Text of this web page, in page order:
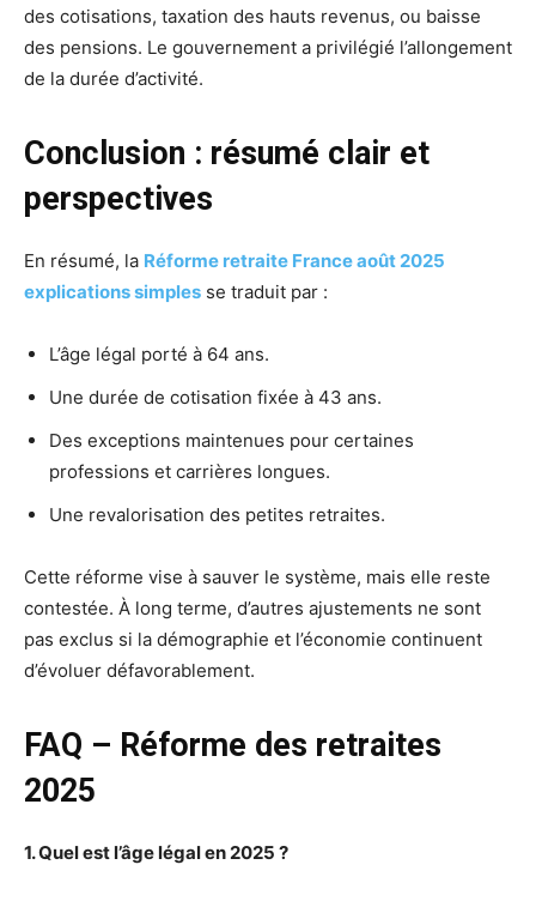
des cotisations, taxation des hauts revenus, ou baisse
des pensions. Le gouvernement a privilégié l’allongement
de la durée d’activité.
Conclusion : résumé clair et
perspectives
En résumé, la Réforme retraite France août 2025
explications simples se traduit par :
L’âge légal porté à 64 ans.
Une durée de cotisation fixée à 43 ans.
Des exceptions maintenues pour certaines
professions et carrières longues.
Une revalorisation des petites retraites.
Cette réforme vise à sauver le système, mais elle reste
contestée. À long terme, d’autres ajustements ne sont
pas exclus si la démographie et l’économie continuent
d’évoluer défavorablement.
FAQ – Réforme des retraites
2025
1. Quel est l’âge légal en 2025 ?